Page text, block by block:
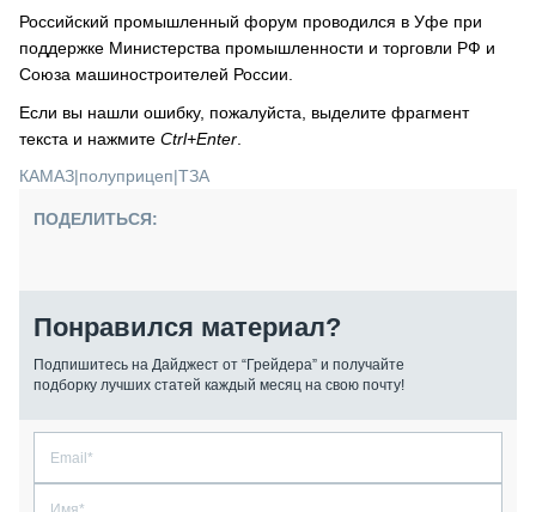
Российский промышленный форум проводился в Уфе при
поддержке Министерства промышленности и торговли РФ и
Союза машиностроителей России.
Если вы нашли ошибку, пожалуйста, выделите фрагмент
текста и нажмите Ctrl+Enter
КАМАЗ|полуприцеп|ТЗА
ПОДЕЛИТЬСЯ:
Понравился материал?
Подпишитесь на Дайджест от “Грейдера” и получайте
подборку лучших статей каждый месяц на свою почту!